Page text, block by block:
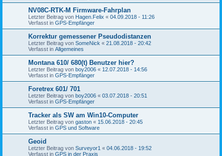
NV08C-RTK-M Firmware-Fahrplan
Letzter Beitrag von Hagen.Felix « 04.09.2018 - 11:26
Verfasst in GPS-Empfänger
Korrektur gemessener Pseudodistanzen
Letzter Beitrag von SomeNick « 21.08.2018 - 20:42
Verfasst in Allgemeines
Montana 610/ 680(t) Benutzer hier?
Letzter Beitrag von boy2006 « 12.07.2018 - 14:56
Verfasst in GPS-Empfänger
Foretrex 601/ 701
Letzter Beitrag von boy2006 « 03.07.2018 - 20:51
Verfasst in GPS-Empfänger
Tracker als SW am Win10-Computer
Letzter Beitrag von gaston « 15.06.2018 - 20:45
Verfasst in GPS und Software
Geoid
Letzter Beitrag von Surveyor1 « 04.06.2018 - 19:52
Verfasst in GPS in der Praxis